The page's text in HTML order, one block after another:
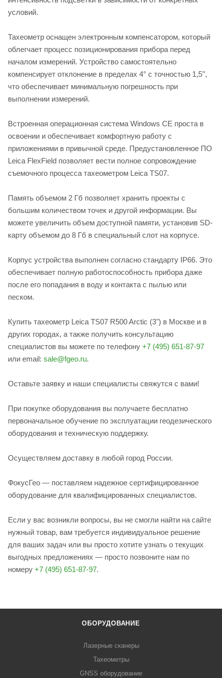
условий.
Тахеометр оснащен электронным компенсатором, который
облегчает процесс позиционирования прибора перед
началом измерений. Устройство самостоятельно
компенсирует отклонение в пределах 4° с точностью 1,5’’,
что обеспечивает минимальную погрешность при
выполнении измерений.
Встроенная операционная система Windows CE проста в
освоении и обеспечивает комфортную работу с
приложениями в привычной среде. Предустановленное ПО
Leica FlexField позволяет вести полное сопровождение
съемочного процесса тахеометром Leica TS07.
Память объемом 2 Гб позволяет хранить проекты с
большим количеством точек и другой информации. Вы
можете увеличить объем доступной памяти, установив SD-
карту объемом до 8 Гб в специальный слот на корпусе.
Корпус устройства выполнен согласно стандарту IP66. Это
обеспечивает полную работоспособность прибора даже
после его попадания в воду и контакта с пылью или
песком.
Купить тахеометр Leica TS07 R500 Arctic (3") в Москве и в
других городах, а также получить консультацию
специалистов вы можете по телефону +7 (495) 651-87-97
или email: sale@fgeo.ru.
Оставьте заявку и наши специалисты свяжутся с вами!
При покупке оборудования вы получаете бесплатно
первоначальное обучение по эксплуатации геодезического
оборудования и техническую поддержку.
Осуществляем доставку в любой город России.
ФокусГео — поставляем надежное сертифицированное
оборудование для квалифицированных специалистов.
Если у вас возникли вопросы, вы не смогли найти на сайте
нужный товар, вам требуется индивидуальное решение
для ваших задач или вы просто хотите узнать о текущих
выгодных предложениях — просто позвоните нам по
номеру +7 (495) 651-87-97.
ОБОРУДОВАНИЕ
Лазерные сканеры
Тахеометры
GNSS оборудование